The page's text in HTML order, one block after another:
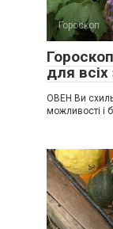
Гороскоп
для всіх
ОВЕН Ви
можливості і